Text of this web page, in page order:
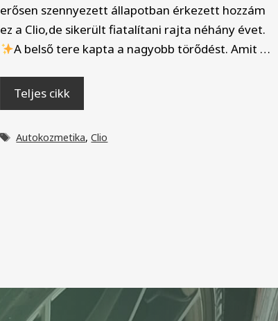
erősen szennyezett állapotban érkezett hozzám
ez a Clio,de sikerült fiatalítani rajta néhány évet.
A belső tere kapta a nagyobb törődést. Amit …
Teljes cikk
Címkék
Autokozmetika,Clio